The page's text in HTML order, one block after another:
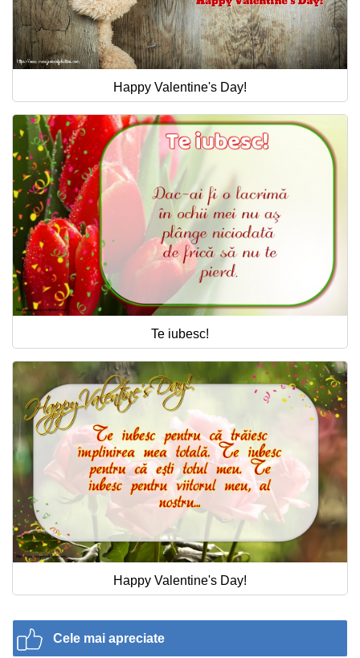
Happy Valentine's Day!
Te iubesc!
Happy Valentine's Day!
Cele mai apreciate